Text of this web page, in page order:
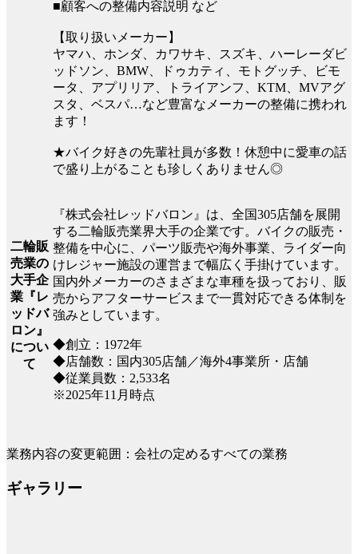
■顧客への整備内容説明 など
【取り扱いメーカー】
ヤマハ、ホンダ、カワサキ、スズキ、ハーレーダビ
ッドソン、BMW、ドゥカティ、モトグッチ、ビモ
ータ、アプリリア、トライアンフ、KTM、MVアグ
スタ、ベスパ…など豊富なメーカーの整備に携われ
ます！
★バイク好きの先輩社員が多数！休憩中に愛車の話
で盛り上がることも珍しくありません◎
二輪販
売業の
大手企
業『レ
ッドバ
ロン』
につい
て
『株式会社レッドバロン』は、全国305店舗を展開
する二輪販売業界大手の企業です。バイクの販売・
整備を中心に、パーツ販売や海外事業、ライダー向
けレジャー施設の運営まで幅広く手掛けています。
国内外メーカーのさまざまな車種を扱っており、販
売からアフターサービスまで一貫対応できる体制を
強みとしています。
◆創立：1972年
◆店舗数：国内305店舗／海外4事業所・店舗
◆従業員数：2,533名
※2025年11月時点
業務内容の変更範囲：会社の定めるすべての業務
ギャラリー